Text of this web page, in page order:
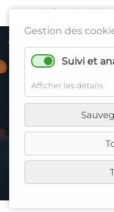
Gestion des
Suivi et
Afficher les détails